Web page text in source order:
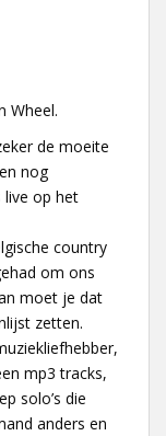
Wheel.
de moeite
nog
live op het
country
om ons
moet je dat
zetten.
mp3 tracks,
solo’s die
anders en